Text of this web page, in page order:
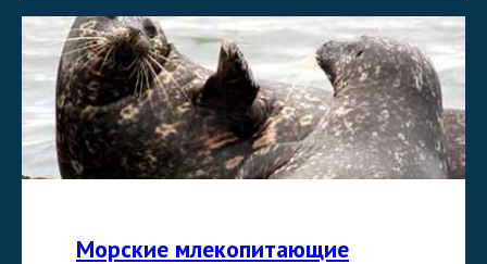
Морские млекопитающие